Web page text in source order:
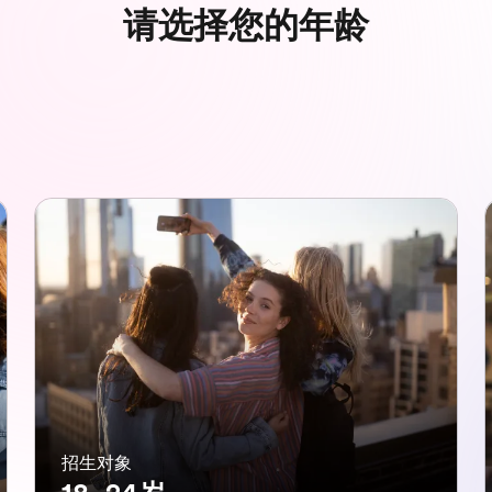
请选择您的年龄
招生对象